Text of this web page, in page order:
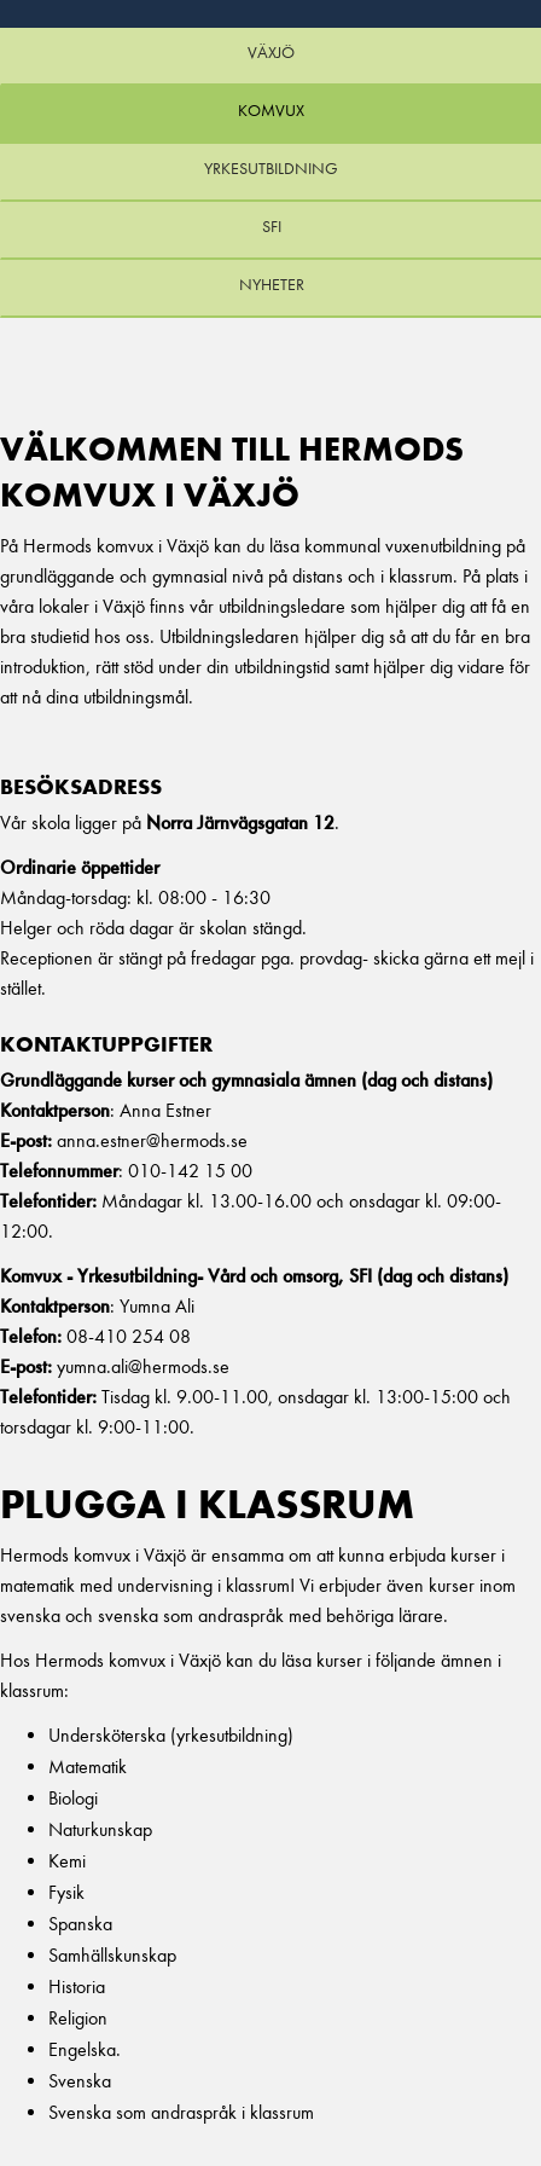
VÄXJÖ
KOMVUX
YRKESUTBILDNING
SFI
NYHETER
VÄLKOMMEN TILL HERMODS
KOMVUX I VÄXJÖ
På Hermods komvux i Växjö kan du läsa kommunal vuxenutbildning på
grundläggande och gymnasial nivå på distans och i klassrum. På plats i
våra lokaler i Växjö finns vår utbildningsledare som hjälper dig att få en
bra studietid hos oss. Utbildningsledaren hjälper dig så att du får en bra
introduktion, rätt stöd under din utbildningstid samt hjälper dig vidare för
att nå dina utbildningsmål.
BESÖKSADRESS
Vår skola ligger på Norra Järnvägsgatan 12.
Ordinarie öppettider
Måndag-torsdag: kl. 08:00 - 16:30
Helger och röda dagar är skolan stängd.
Receptionen är stängt på fredagar pga. provdag- skicka gärna ett mejl i
stället.
KONTAKTUPPGIFTER
Grundläggande kurser och gymnasiala ämnen (dag och distans)
Kontaktperson: Anna Estner
E-post: anna.estner@hermods.se
Telefonnummer: 010-142 15 00
Telefontider: Måndagar kl. 13.00-16.00 och onsdagar kl. 09:00-
12:00.
Komvux - Yrkesutbildning- Vård och omsorg, SFI (dag och distans)
Kontaktperson: Yumna Ali
Telefon: 08-410 254 08
E-post: yumna.ali@hermods.se
Telefontider: Tisdag kl. 9.00-11.00, onsdagar kl. 13:00-15:00 och
torsdagar kl. 9:00-11:00.
PLUGGA I KLASSRUM
Hermods komvux i Växjö är ensamma om att kunna erbjuda kurser i
matematik med undervisning i klassrum! Vi erbjuder även kurser inom
svenska och svenska som andraspråk med behöriga lärare.
Hos Hermods komvux i Växjö kan du läsa kurser i följande ämnen i
klassrum:
Undersköterska (yrkesutbildning)
Matematik
Biologi
Naturkunskap
Kemi
Fysik
Spanska
Samhällskunskap
Historia
Religion
Engelska.
Svenska
Svenska som andraspråk i klassrum